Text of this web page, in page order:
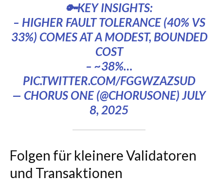
🔑KEY INSIGHTS:
– HIGHER FAULT TOLERANCE (40% VS
33%) COMES AT A MODEST, BOUNDED
COST
– ~38%…
PIC.TWITTER.COM/FGGWZAZSUD
— CHORUS ONE (@CHORUSONE)JULY
8, 2025
Folgen für kleinere Validatoren
und Transaktionen